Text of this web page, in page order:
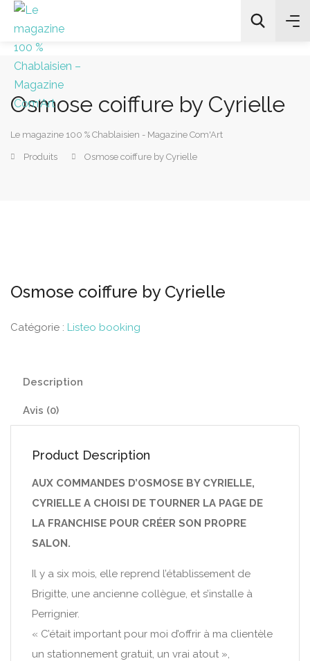
All Categories
Osmose coiffure by Cyrielle
Le magazine 100 % Chablaisien - Magazine Com'Art
Produits Osmose coiffure by Cyrielle
Osmose coiffure by Cyrielle
Catégorie : Listeo booking
Description
Avis (0)
Product Description
AUX COMMANDES D’OSMOSE BY CYRIELLE,
CYRIELLE A CHOISI DE TOURNER LA PAGE DE
LA FRANCHISE POUR CRÉER SON PROPRE
SALON.
Il y a six mois, elle reprend l’établissement de
Brigitte, une ancienne collègue, et s’installe à
Perrignier.
« C’était important pour moi d’offrir à ma clientèle
un stationnement gratuit, un vrai atout »,